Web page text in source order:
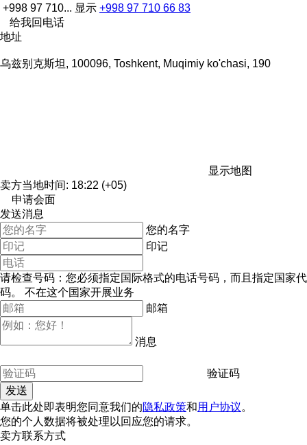
+998 97 710... 显示 +998 97 710 66 83
给我回电话
地址
乌兹别克斯坦, 100096, Toshkent, Muqimiy ko'chasi, 190
显示地图
卖方当地时间: 18:22 (+05)
申请会面
发送消息
您的名字
印记
请检查号码：您必须指定国际格式的电话号码，而且指定国家代
码。
不在这个国家开展业务
邮箱
消息
验证码
单击此处即表明您同意我们的隐私政策和用户协议。
您的个人数据将被处理以回应您的请求。
卖方联系方式